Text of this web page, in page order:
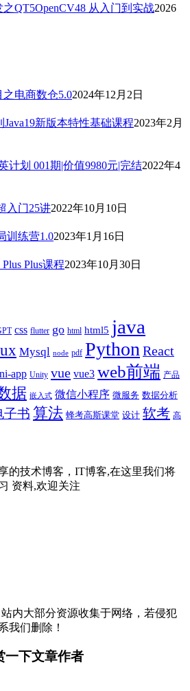
QT5OpenCV48 从入门到实战2026
电商数仓5.02024年12月2日
Java19新版本特性基础课程2023年2月
计划 001期|价值9980元|完结2022年4
入门25讲2022年10月10日
训练营1.02023年1月16日
Plus课程2023年10月30日
css flutter go html html5 java
Mysql node pdf Python React
app Unity vue vue3 web前端 产品
据 嵌入式 微信小程序 微服务 数据分析
子书 算法 蜂考高斯课堂 设计 软考 高
的技术博客，IT博客,在这里我们将
资料,欢迎关注
内大部分资源收集于网络，若侵犯
我们删除！
一下文章作者